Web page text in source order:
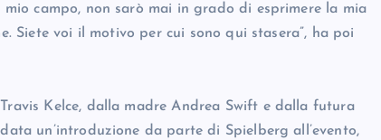
campo, non sarò mai in grado di esprimere la mia
voi il motivo per cui sono qui stasera”, ha poi
Kelce, dalla madre Andrea Swift e dalla futura
un’introduzione da parte di Spielberg all’evento,